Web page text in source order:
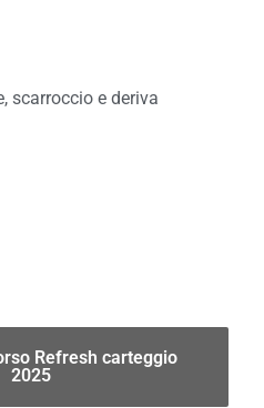
scarroccio e deriva
Refresh carteggio
2025